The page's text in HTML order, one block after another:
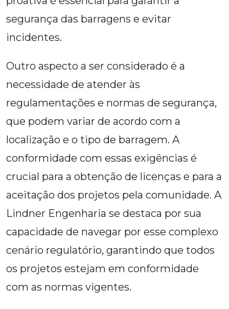
segurança das barragens e evitar
incidentes.
Outro aspecto a ser considerado é a
necessidade de atender às
regulamentações e normas de segurança,
que podem variar de acordo com a
localização e o tipo de barragem. A
conformidade com essas exigências é
crucial para a obtenção de licenças e para a
aceitação dos projetos pela comunidade. A
Lindner Engenharia se destaca por sua
capacidade de navegar por esse complexo
cenário regulatório, garantindo que todos
os projetos estejam em conformidade
com as normas vigentes.